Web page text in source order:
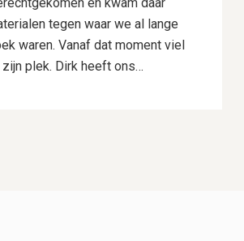
tegen waar we al lange
waren. Vanaf dat moment viel
heeft ons